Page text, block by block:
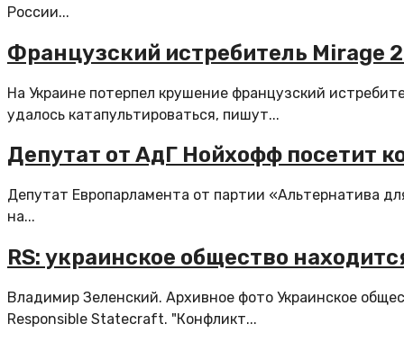
России...
Французский истребитель Mirage
На Украине потерпел крушение французский
удалось катапультироваться, пишут...
Депутат от АдГ Нойхофф посетит
Депутат Европарламента от партии «Альтернатива
на...
RS: украинское общество
Владимир Зеленский. Архивное фото Украинское
Responsible Statecraft. "Конфликт...